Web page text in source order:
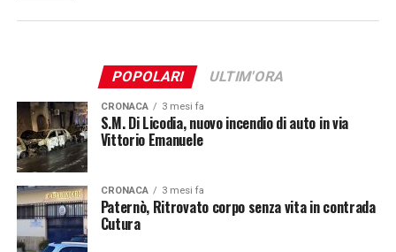
POPOLARI ULTIM'ORA
CRONACA 3 mesi fa
S.M. Di Licodia, nuovo incendio di auto in via
Vittorio Emanuele
CRONACA 3 mesi fa
Paternò, Ritrovato corpo senza vita in contrada
Cutura